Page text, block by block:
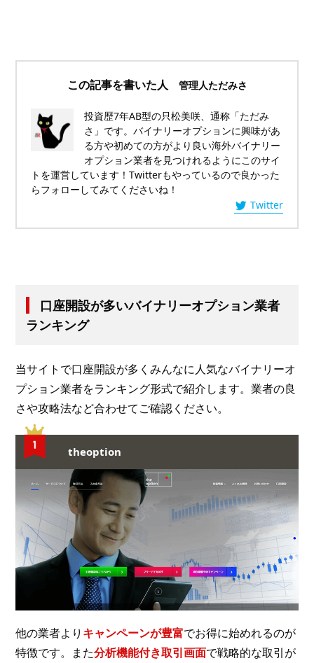
この記事を書いた人 管理人ただみさ
投資歴7年AB型の只松美咲、通称「ただみ
さ」です。バイナリーオプションに興味があ
る方や初めての方がより良い海外バイナリー
オプション業者を見つけれるようにこのサイ
トを運営しています！Twitterもやっているので良かった
らフォローしてみてくださいね！
Twitter
口座開設が多いバイナリーオプション業者
ランキング
当サイトで口座開設が多くみんなに人気なバイナリーオ
プション業者をランキング形式で紹介します。業者の良
さや攻略法など合わせてご確認ください。
theoption
他の業者より キャンペーンが豊富でお得に始めれるのが
特徴です。また分析機能付き取引画面で戦略的な取引が